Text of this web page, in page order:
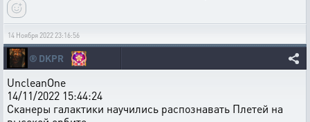
14 Ноября 2022 23:16:56
®️ DKPR
UncleanOne
14/11/2022 15:44:24
Сканеры галактики научились распознавать Плетей на